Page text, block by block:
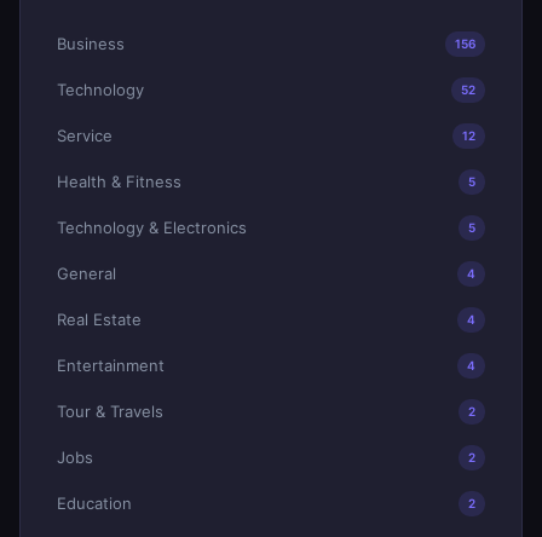
Business 156
Technology 52
Service 12
Health & Fitness 5
Technology & Electronics 5
General 4
Real Estate 4
Entertainment 4
Tour & Travels 2
Jobs 2
Education 2